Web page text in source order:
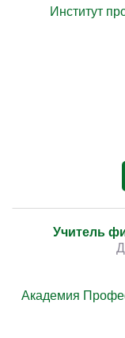
Институт
Учитель
Академия